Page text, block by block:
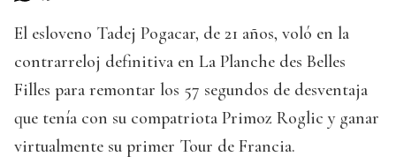
El esloveno Tadej Pogacar, de 21 años, voló en la
contrarreloj definitiva en La Planche des Belles
Filles para remontar los 57 segundos de desventaja
que tenía con su compatriota Primoz Roglic y ganar
virtualmente su primer Tour de Francia.